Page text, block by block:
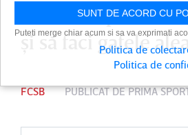
”Cum să spui că
şi să faci gafele
FCSB PUBLICAT DEPRIMA
SUNT DE ACORD CU
Puteti merge chiar acum si sa va exprimati
Politica de
Politica de